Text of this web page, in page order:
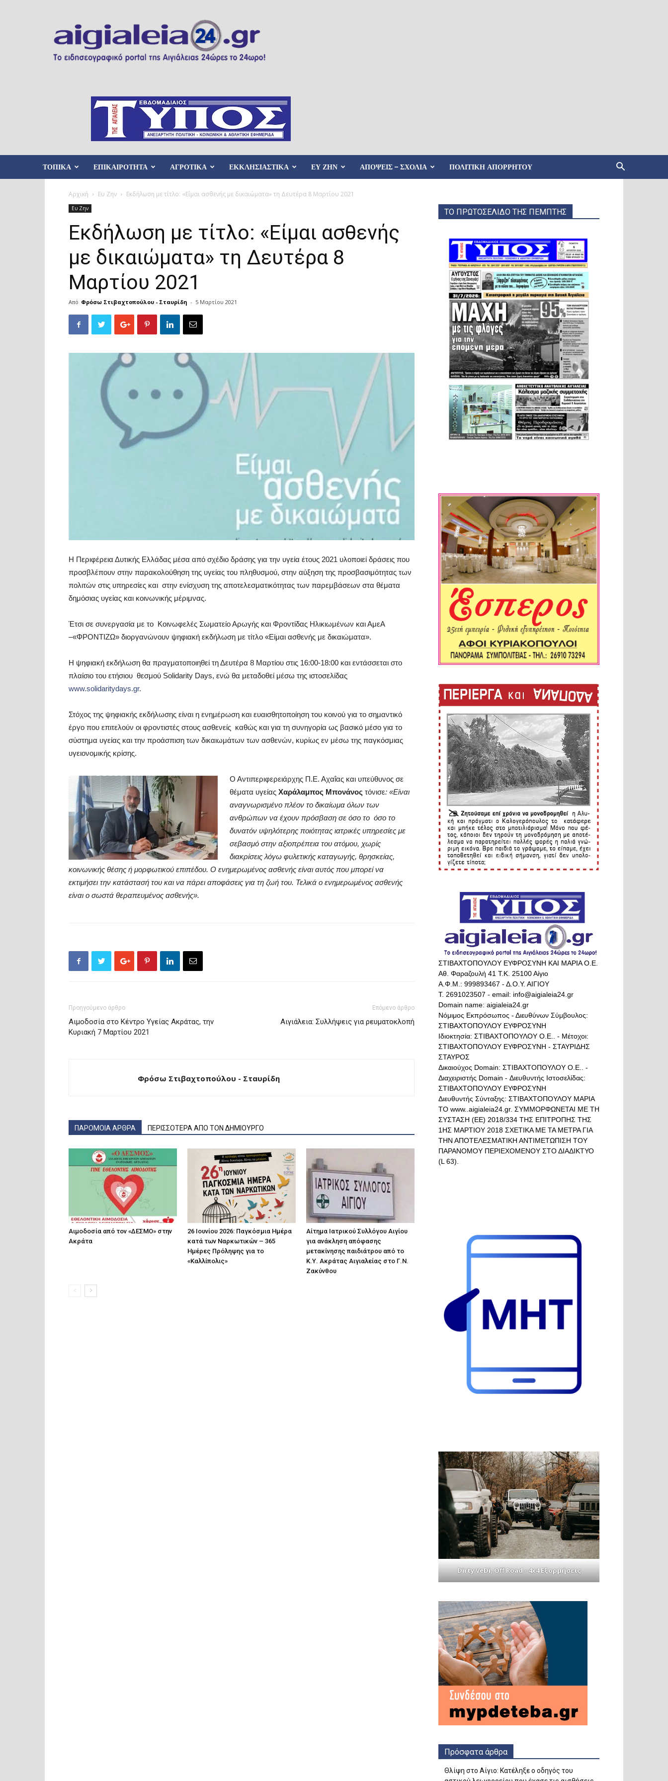
ΤΟΠΙΚΑ ΕΠΙΚΑΙΡΟΤΗΤΑ ΑΓΡΟΤΙΚΑ ΕΚΚΛΗΣΙΑΣΤΙΚΑ ΕΥ ΖΗΝ ΑΠΟΨΕΙΣ – ΣΧΟΛΙΑ ΠΟΛΙΤΙΚΉ ΑΠΟΡΡΉΤΟΥ
Αρχική Ευ Ζην Εκδήλωση με τίτλο: «Είμαι ασθενής με δικαιώματα» τη Δευτέρα 8 Μαρτίου 2021
Ευ Ζην
Εκδήλωση με τίτλο: «Είμαι ασθενής
με δικαιώματα» τη Δευτέρα 8
Μαρτίου 2021
Από Φρόσω Στιβαχτοπούλου - Σταυρίδη - 5 Μαρτίου 2021
Η Περιφέρεια Δυτικής Ελλάδας μέσα από σχέδιο δράσης για την υγεία έτους 2021 υλοποιεί δράσεις που
προσβλέπουν στην παρακολούθηση της υγείας του πληθυσμού, στην αύξηση της προσβασιμότητας των
πολιτών στις υπηρεσίες και στην ενίσχυση της αποτελεσματικότητας των παρεμβάσεων στα θέματα
δημόσιας υγείας και κοινωνικής μέριμνας.
Έτσι σε συνεργασία με το Κοινωφελές Σωματείο Αρωγής και Φροντίδας Ηλικιωμένων και ΑμεΑ
–«ΦΡΟΝΤΙΖΩ» διοργανώνουν ψηφιακή εκδήλωση με τίτλο «Είμαι ασθενής με δικαιώματα».
Η ψηφιακή εκδήλωση θα πραγματοποιηθεί τη Δευτέρα 8 Μαρτίου στις 16:00-18:00 και εντάσσεται στο
πλαίσιο του ετήσιου θεσμού Solidarity Days, ενώ θα μεταδοθεί μέσω της ιστοσελίδας
www.solidaritydays.gr.
Στόχος της ψηφιακής εκδήλωσης είναι η ενημέρωση και ευαισθητοποίηση του κοινού για το σημαντικό
έργο που επιτελούν οι φροντιστές στους ασθενείς καθώς και για τη συνηγορία ως βασικό μέσο για το
σύστημα υγείας και την προάσπιση των δικαιωμάτων των ασθενών, κυρίως εν μέσω της παγκόσμιας
υγειονομικής κρίσης.
Ο Αντιπεριφερειάρχης Π.Ε. Αχαΐας και υπεύθυνος σε
θέματα υγείας Χαράλαμπος Μπονάνος τόνισε: «Είναι
αναγνωρισμένο πλέον το δικαίωμα όλων των
ανθρώπων να έχουν πρόσβαση σε όσο το όσο το
δυνατόν υψηλότερης ποιότητας ιατρικές υπηρεσίες με
σεβασμό στην αξιοπρέπεια του ατόμου, χωρίς
διακρίσεις λόγω φυλετικής καταγωγής, θρησκείας,
κοινωνικής θέσης ή μορφωτικού επιπέδου. Ο ενημερωμένος ασθενής είναι αυτός που μπορεί να
εκτιμήσει την κατάστασή του και να πάρει αποφάσεις για τη ζωή του. Τελικά ο ενημερωμένος ασθενής
είναι ο σωστά θεραπευμένος ασθενής».
Προηγούμενο άρθρο
Αιμοδοσία στο Κέντρο Υγείας Ακράτας, την
Κυριακή 7 Μαρτίου 2021
Επόμενο άρθρο
Αιγιάλεια: Συλλήψεις για ρευματοκλοπή
Φρόσω Στιβαχτοπούλου - Σταυρίδη
ΠΑΡΟΜΟΙΑ ΑΡΘΡΑ ΠΕΡΙΣΣΟΤΕΡΑ ΑΠΟ ΤΟΝ ΔΗΜΙΟΥΡΓΟ
Αιμοδοσία από τον «ΔΕΣΜΟ» στην
Ακράτα
26 Ιουνίου 2026: Παγκόσμια Ημέρα
κατά των Ναρκωτικών – 365
Ημέρες Πρόληψης για το
«Καλλίπολις»
Αίτημα Ιατρικού Συλλόγου Αιγίου
για ανάκληση απόφασης
μετακίνησης παιδιάτρου από το
Κ.Υ. Ακράτας Αιγιαλείας στο Γ.Ν.
Ζακύνθου
ΤΟ ΠΡΩΤΟΣΕΛΙΔΟ ΤΗΣ ΠΕΜΠΤΗΣ
ΣΤΙΒΑΧΤΟΠΟΥΛΟΥ ΕΥΦΡΟΣΥΝΗ ΚΑΙ ΜΑΡΙΑ Ο.Ε.
Αθ. Φαραζουλή 41 Τ.Κ. 25100 Αίγιο
Α.Φ.Μ.: 999893467 - Δ.Ο.Υ. ΑΙΓΙΟΥ
Τ. 2691023507 - email: info@aigialeia24.gr
Domain name: aigialeia24.gr
Νόμιμος Εκπρόσωπος - Διευθύνων Σύμβουλος:
ΣΤΙΒΑΧΤΟΠΟΥΛΟΥ ΕΥΦΡΟΣΥΝΗ
Ιδιοκτησία: ΣΤΙΒΑΧΤΟΠΟΥΛΟΥ Ο.Ε.. - Μέτοχοι:
ΣΤΙΒΑΧΤΟΠΟΥΛΟΥ ΕΥΦΡΟΣΥΝΗ - ΣΤΑΥΡΙΔΗΣ
ΣΤΑΥΡΟΣ
Δικαιούχος Domain: ΣΤΙΒΑΧΤΟΠΟΥΛΟΥ Ο.Ε.. -
Διαχειριστής Domain - Διευθυντής Ιστοσελίδας:
ΣΤΙΒΑΧΤΟΠΟΥΛΟΥ ΕΥΦΡΟΣΥΝΗ
Διευθυντής Σύνταξης: ΣΤΙΒΑΧΤΟΠΟΥΛΟΥ ΜΑΡΙΑ
ΤΟ www..aigialeia24.gr. ΣΥΜΜΟΡΦΩΝΕΤΑΙ ΜΕ ΤΗ
ΣΥΣΤΑΣΗ (ΕΕ) 2018/334 ΤΗΣ ΕΠΙΤΡΟΠΗΣ ΤΗΣ
1ΗΣ ΜΑΡΤΙΟΥ 2018 ΣΧΕΤΙΚΑ ΜΕ ΤΑ ΜΕΤΡΑ ΓΙΑ
ΤΗΝ ΑΠΟΤΕΛΕΣΜΑΤΙΚΗ ΑΝΤΙΜΕΤΩΠΙΣΗ ΤΟΥ
ΠΑΡΑΝΟΜΟΥ ΠΕΡΙΕΧΟΜΕΝΟΥ ΣΤΟ ΔΙΑΔΙΚΤΥΟ
(L 63).
Dirty VeDi, Off Road - 4x4 Εξορμήσεις
Πρόσφατα άρθρα
Θλίψη στο Αίγιο: Κατέληξε ο οδηγός του